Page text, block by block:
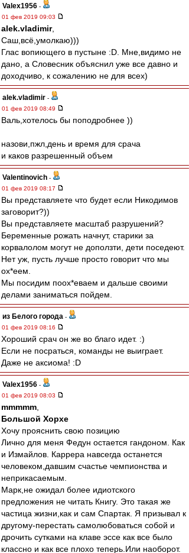
Valex1956 -
01 фев 2019 09:03
alek.vladimir,
Саш,всё,умолкаю)))
Глас вопиющего в пустыне :D. Мне,видимо не
дано, а Словесник объяснил уже все давно и
доходчиво, к сожалению не для всех)
alek.vladimir -
01 фев 2019 08:49
Валь,хотелось бы поподробнее ))
назови,пжл,день и время для срача
и каков разрешенный объем
Valentinovich -
01 фев 2019 08:17
Вы представляете что будет если Никодимов
заговорит?))
Вы представляете масштаб разрушений?
Беременные рожать начнут, старики за
корвалолом могут не доползти, дети поседеют.
Нет уж, пусть лучше просто говорит что мы
ох*еем.
Мы посидим поох*еваем и дальше своими
делами заниматься пойдем.
из Белого города -
01 фев 2019 08:16
Хороший срач он же во благо идет. :)
Если не посраться, команды не выиграет.
Даже не аксиома! :D
Valex1956 -
01 фев 2019 08:03
mmmmm
Большой Хорхе
Хочу прояснить свою позицию
Лично для меня Федун остается гандоном. Как
и Измайлов. Каррера навсегда останется
человеком,давшим счастье чемпионства и
неприкасаемым.
Марк,не ожидал более идиотского
предложения не читать Книгу. Это такая же
частица жизни,как и сам Спартак. Я призывал к
другому-перестать самолюбоваться собой и
дрочить сутками на клаве эссе как все было
классно и как все плохо теперь.Или наоборот.